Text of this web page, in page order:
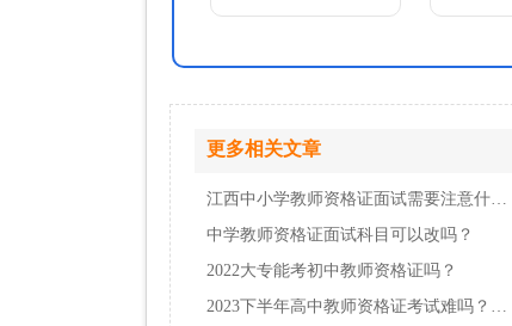
更多相关文章
中学教师资格证面试科目可以改吗？
2022大专能考初中教师资格证吗？